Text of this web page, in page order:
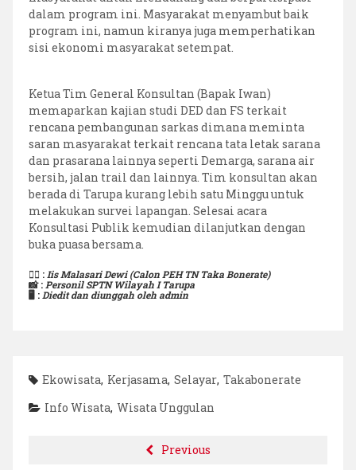
dalam program ini. Masyarakat menyambut baik
program ini, namun kiranya juga memperhatikan
sisi ekonomi masyarakat setempat.
Ketua Tim General Konsultan (Bapak Iwan)
memaparkan kajian studi DED dan FS terkait
rencana pembangunan sarkas dimana meminta
saran masyarakat terkait rencana tata letak sarana
dan prasarana lainnya seperti Demarga, sarana air
bersih, jalan trail dan lainnya. Tim konsultan akan
berada di Tarupa kurang lebih satu Minggu untuk
melakukan survei lapangan. Selesai acara
Konsultasi Publik kemudian dilanjutkan dengan
buka puasa bersama.
✍🏼 : Iis Malasari Dewi (Calon PEH TN Taka Bonerate)
📸 : Personil SPTN Wilayah I Tarupa
🖥️ : Diedit dan diunggah oleh admin
Ekowisata, Kerjasama, Selayar, Takabonerate
Info Wisata, Wisata Unggulan
Previous